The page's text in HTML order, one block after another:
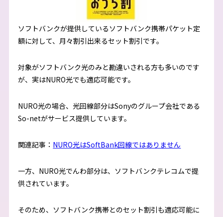
ソフトバンクが提供しているソフトバンク携帯パケット定
額に対して、月々割引出来るセット割引です。
対象がソフトバンク光のみと勘違いされる方も多いのです
が、実はNURO光でも適応可能です。
NURO光の場合、光回線部分はSonyのグループ会社である
So-netがサービス提供しています。
関連記事： NURO光はSoftBank回線ではありません
一方、NURO光でんわ部分は、ソフトバンクテレコムで提
供されています。
そのため、ソフトバンク携帯とのセット割引も適応可能に